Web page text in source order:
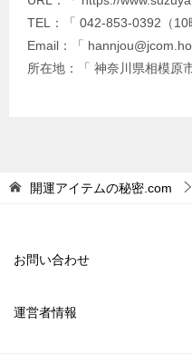
TEL：「 042-853-0392（10
Email：「
所在地：「 神奈川県相模原
開運アイテムの秘密.com
お問い合わせ
運営者情報